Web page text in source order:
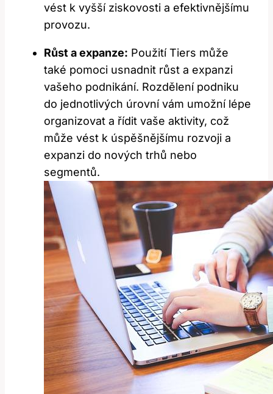
vést k vyšší ziskovosti a efektivnějšímu
provozu.
Růst a expanze: Použití Tiers může
také pomoci usnadnit růst a expanzi
vašeho podnikání. Rozdělení podniku
do jednotlivých úrovní vám umožní lépe
organizovat a řídit vaše aktivity, což
může vést k úspěšnějšímu rozvoji a
expanzi do nových trhů nebo
segmentů.